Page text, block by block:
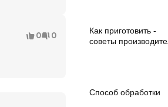
Как приготовить -
советы
Способ обработки
0 0